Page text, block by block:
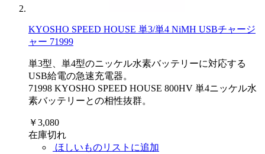
KYOSHO SPEED HOUSE 単3/単4 NiMH USBチャージ
ャー 71999
単3型、単4型のニッケル水素バッテリーに対応する
USB給電の急速充電器。
71998 KYOSHO SPEED HOUSE 800HV 単4ニッケル水
素バッテリーとの相性抜群。
￥3,080
在庫切れ
ほしいものリストに追加